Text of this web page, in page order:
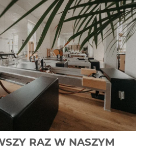
RAZ W NASZYM